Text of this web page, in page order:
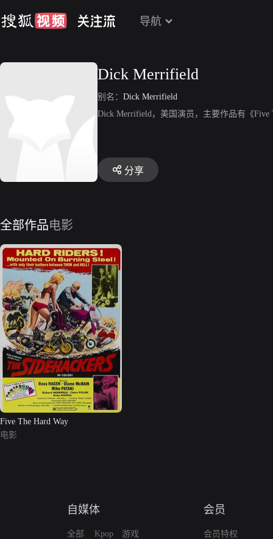
导航
Dick Merrifield
别名： Dick Merrifield
Dick Merrifield，美国演员，主要作品有《Five
分享
全部作品电影
Five The Hard Way
电影
自媒体
全部
Kpop
游戏
会员
会员特权